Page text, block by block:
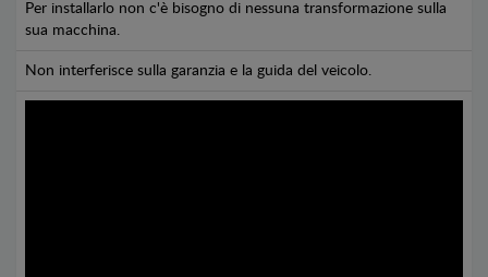
Per installarlo non c'è bisogno di nessuna transformazione sulla
sua macchina.
Non interferisce sulla garanzia e la guida del veicolo.